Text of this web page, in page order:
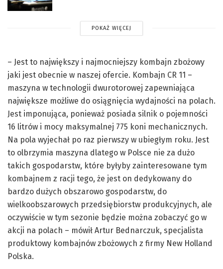
POKAŻ WIĘCEJ
– Jest to największy i najmocniejszy kombajn zbożowy
jaki jest obecnie w naszej ofercie. Kombajn CR 11 –
maszyna w technologii dwurotorowej zapewniająca
największe możliwe do osiągnięcia wydajności na polach.
Jest imponująca, ponieważ posiada silnik o pojemności
16 litrów i mocy maksymalnej 775 koni mechanicznych.
Na pola wyjechał po raz pierwszy w ubiegłym roku. Jest
to olbrzymia maszyna dlatego w Polsce nie za dużo
takich gospodarstw, które byłyby zainteresowane tym
kombajnem z racji tego, że jest on dedykowany do
bardzo dużych obszarowo gospodarstw, do
wielkoobszarowych przedsiębiorstw produkcyjnych, ale
oczywiście w tym sezonie będzie można zobaczyć go w
akcji na polach – mówił Artur Bednarczuk, specjalista
produktowy kombajnów zbożowych z firmy New Holland
Polska.